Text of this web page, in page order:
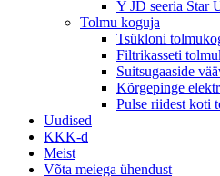
Y JD seeria Star
Tolmu koguja
Tsükloni
Filtrikasseti
Suitsugaaside
Kõrgepinge
Pulse riidest koti
Uudised
KKK-d
Meist
Võta meiega ühendust